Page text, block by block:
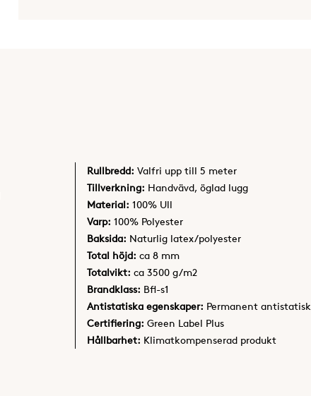
Rullbredd: Valfri upp till 5 meter
Tillverkning: Handvävd, öglad lugg
Material: 100% Ull
Varp: 100% Polyester
Baksida: Naturlig latex/polyester
Total höjd: ca 8 mm
Totalvikt: ca 3500 g/m2
Brandklass: Bfl-s1
Antistatiska egenskaper: Permanent antistatisk
Certifiering: Green Label Plus
Hållbarhet: Klimatkompenserad produkt